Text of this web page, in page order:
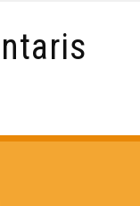
Secrets de Fred
de Fred